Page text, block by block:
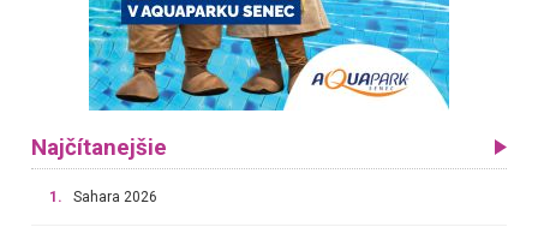
Najčítanejšie
1. Sahara 2026